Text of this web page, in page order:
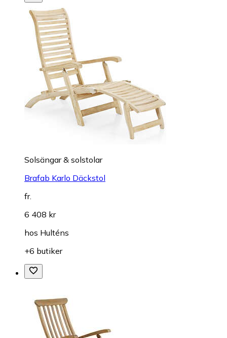
Solsängar & solstolar
Brafab Karlo Däckstol
fr.
6 408 kr
hos Hulténs
+6 butiker